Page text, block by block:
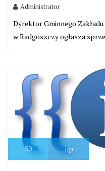
Administrator
Dyrektor Gminnego
w Radgoszczy ogłasza
30 lip